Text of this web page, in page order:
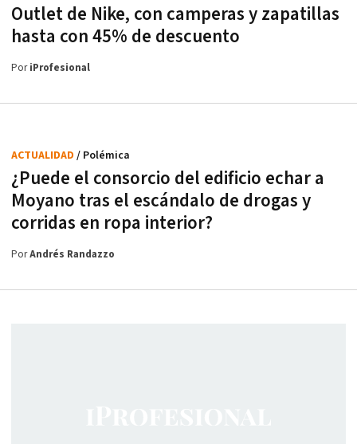
Outlet de Nike, con camperas y zapatillas
hasta con 45% de descuento
PoriProfesional
¿Puede el consorcio del edificio echar a
Moyano tras el escándalo de drogas y
corridas en ropa interior?
ACTUALIDAD / Polémica
PorAndrés Randazzo